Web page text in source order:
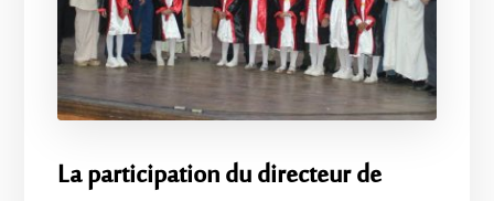
La participation du directeur de